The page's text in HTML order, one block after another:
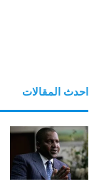
احدث المقالات